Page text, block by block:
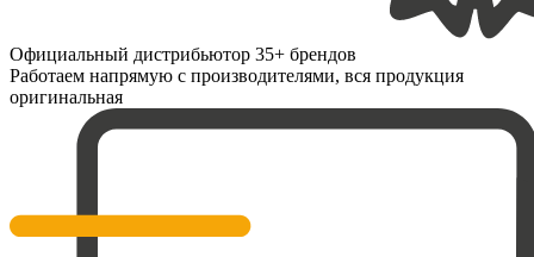
Официальный дистрибьютор 35+ брендов
Работаем напрямую с производителями, вся продукция
оригинальная